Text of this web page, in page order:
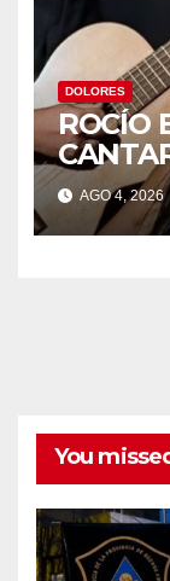
DOLORES
ROCÍO
AGO 4, 2026
You